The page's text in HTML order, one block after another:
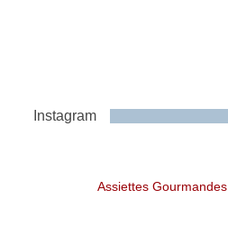
Instagram
Assiettes Gourmandes